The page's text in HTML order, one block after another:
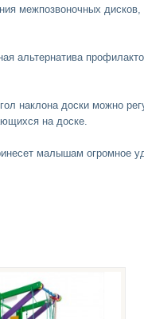
межпозвоночных
альтернатива
наклона доски можно
на доске.
малышам огромное